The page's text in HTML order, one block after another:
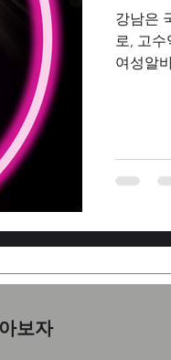
강남은
로, 고
여성알
고객 응대,
부분이
보자